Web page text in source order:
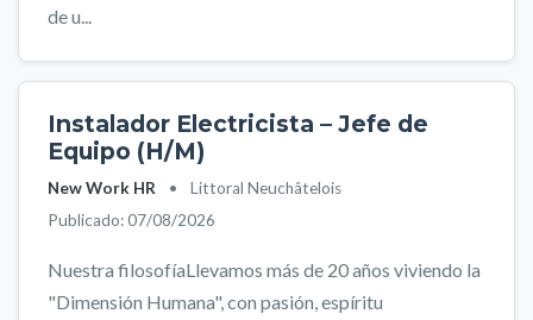
de u...
Instalador Electricista – Jefe de
Equipo (H/M)
New Work HR •
Littoral Neuchâtelois
Publicado: 07/08/2026
Nuestra filosofíaLlevamos más de 20 años viviendo la
"Dimensión Humana", con pasión, espíritu